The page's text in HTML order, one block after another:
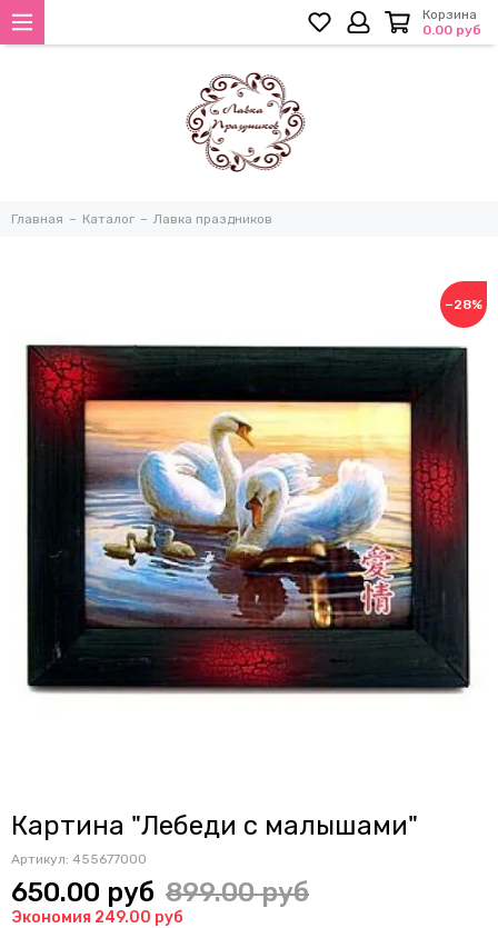
Корзина
0.00 руб
Главная Каталог Лавка праздников
−28%
Картина "Лебеди с малышами"
Артикул: 455677000
650.00 руб 899.00 руб
Экономия 249.00 руб